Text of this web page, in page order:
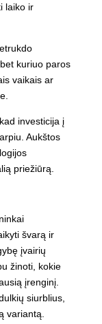
laiko ir
kuriuo paros
vaikais ar
investicija į
Aukštos
priežiūrą.
švarą ir
įvairių
žinoti, kokie
įrenginį.
siurblius,
variantą.